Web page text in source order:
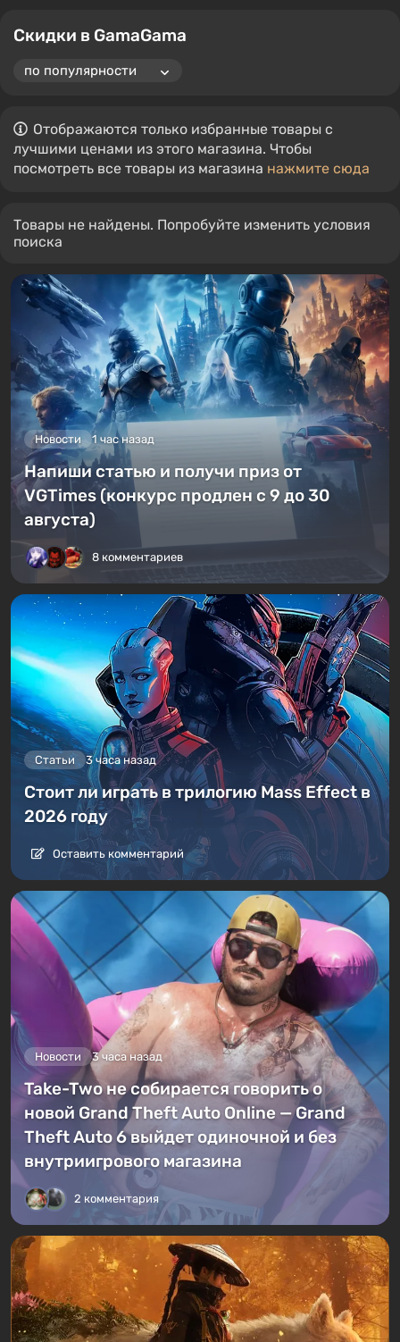
Скидки в GamaGama
Отображаются только избранные товары с
лучшими ценами из этого магазина. Чтобы
посмотреть все товары из магазина нажмите сюда
Товары не найдены. Попробуйте изменить условия
поиска
Новости 1 час назад
Напиши статью и получи приз от
VGTimes (конкурс продлен с 9 до 30
августа)
8 комментариев
Статьи 3 часа назад
Стоит ли играть в трилогию Mass Effect в
2026 году
Оставить комментарий
Новости 3 часа назад
Take-Two не собирается говорить о
новой Grand Theft Auto Online — Grand
Theft Auto 6 выйдет одиночной и без
внутриигрового магазина
2 комментария